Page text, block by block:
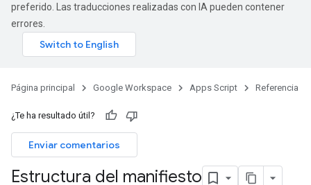
preferido. Las traducciones realizadas con IA pueden contener
errores.
Página principal Google Workspace Apps Script Referencia
¿Te ha resultado útil?
Enviar comentarios
Estructura del manifiesto